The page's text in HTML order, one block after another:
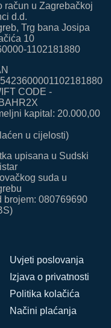
račun u Zagrebačkoj
d.d.
Trg bana Josipa
10
1102181880
CODE -
kapital: 20.000,00
u cijelosti)
upisana u Sudski
suda u
brojem: 080769690
Uvjeti poslovanja
Izjava o privatnosti
Politika kolačića
Načini plaćanja